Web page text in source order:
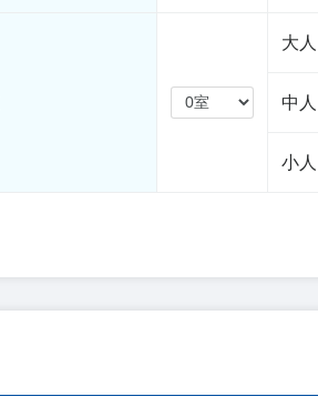
大人
中人
小人